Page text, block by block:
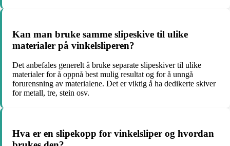
Kan man bruke samme slipeskive til ulike
materialer på vinkelsliperen?
Det anbefales generelt å bruke separate slipeskiver til ulike
materialer for å oppnå best mulig resultat og for å unngå
forurensning av materialene. Det er viktig å ha dedikerte skiver
for metall, tre, stein osv.
Hva er en slipekopp for vinkelsliper og hvordan